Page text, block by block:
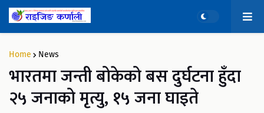
Home News
भारतमा जन्ती बोकेको बस दुर्घटना हुँदा
२५ जनाको मृत्यु, १५ जना घाइते